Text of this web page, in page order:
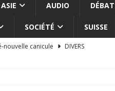
ASIE AUDIO
SOCIÉTÉ SUISSE
nouvelle canicule
DIVERS